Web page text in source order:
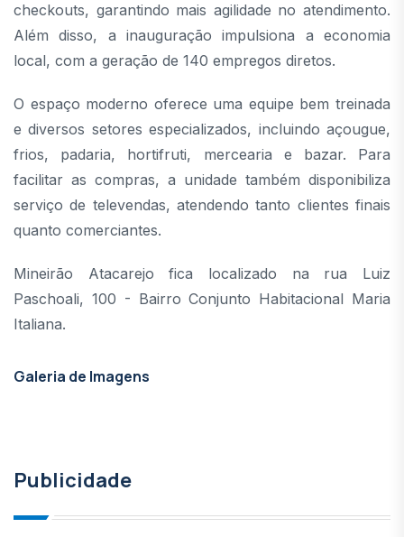
checkouts, garantindo mais agilidade no atendimento.
Além disso, a inauguração impulsiona a economia
local, com a geração de 140 empregos diretos.
O espaço moderno oferece uma equipe bem treinada
e diversos setores especializados, incluindo açougue,
frios, padaria, hortifruti, mercearia e bazar. Para
facilitar as compras, a unidade também disponibiliza
serviço de televendas, atendendo tanto clientes finais
quanto comerciantes.
Mineirão Atacarejo fica localizado na rua Luiz
Paschoali, 100 - Bairro Conjunto Habitacional Maria
Italiana.
Galeria de Imagens
Publicidade